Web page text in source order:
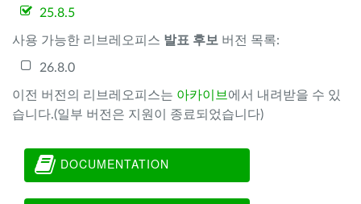
25.8.5
사용 가능한 리브레오피스 발표 후보 버전 목록:
26.8.0
이전 버전의 리브레오피스는 아카이브 에서 내려받을 수 있
습니다.(일부 버전은 지원이 종료되었습니다)
DOCUMENTATION